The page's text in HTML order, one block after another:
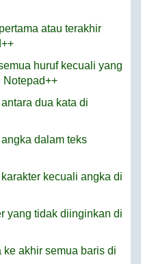
atau terakhir
huruf kecuali yang
Notepad++
dua kata di
dalam teks
kecuali angka di
yang tidak diinginkan di
akhir semua baris di